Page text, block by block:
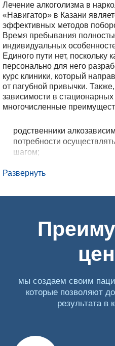
Лечение алкоголизма в
«Навигатор» в Казани
эффективных методов
Время пребывания
индивидуальных
Единого пути нет,
персонально для него
курс клиники, который
от пагубной привычки.
зависимости в
многочисленные
родственники
потребности
шагом;
квалифицированными
комплексное лечение
предусматривающее
предоставляем услугу
ограждение
алкозависимости в
Развернуть
мы создаем своим
которые позволяют
результата в